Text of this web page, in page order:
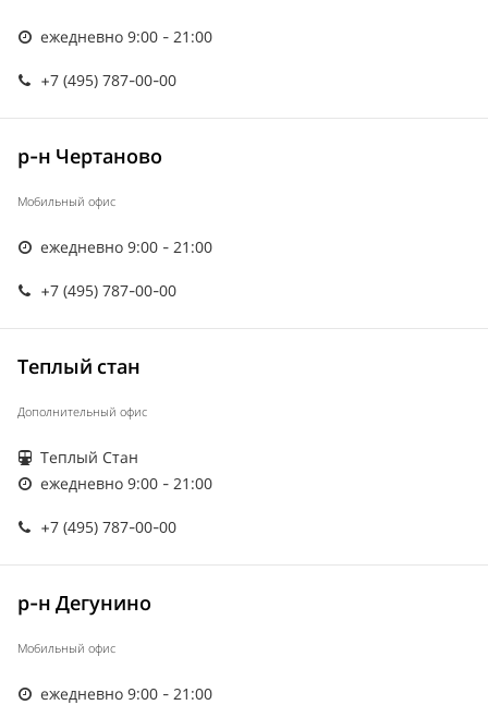
ежедневно 9:00 - 21:00
+7 (495) 787-00-00
р-н Чертаново
Мобильный офис
ежедневно 9:00 - 21:00
+7 (495) 787-00-00
Теплый стан
Дополнительный офис
Теплый Стан
ежедневно 9:00 - 21:00
+7 (495) 787-00-00
р-н Дегунино
Мобильный офис
ежедневно 9:00 - 21:00